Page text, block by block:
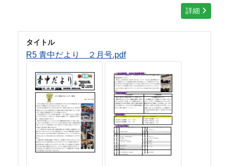
詳細
タイトル
R5 青中だより ２月号.pdf